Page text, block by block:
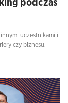
podczas
uczestnikami i
czy biznesu.